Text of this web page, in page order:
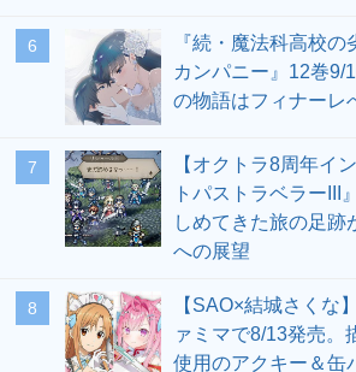
6
『続・魔法科高校の
カンパニー』12巻9/
の物語はフィナーレ
7
【オクトラ8周年イ
トパストラベラーIII
しめてきた旅の足跡
への展望
8
【SAO×結城さくな
ァミマで8/13発売。
使用のアクキー＆缶